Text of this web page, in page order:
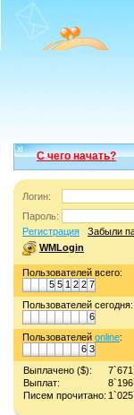
С чего начать?
Логин:
Пароль:
Регистрация
Забыли
WMLogin
Пользователей всего:
5 5 1 2 2 7
Пользователей сегодня:
6
Пользователей online:
6 3
Выплачено ($):
Выплат:
Писем прочитано: